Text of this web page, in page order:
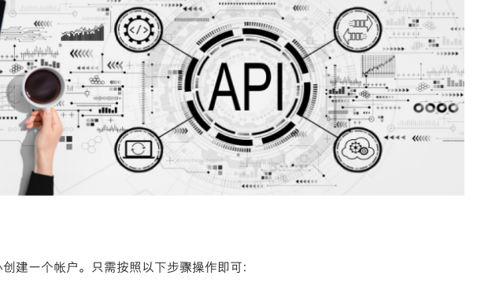
建一个帐户。只需按照以下步骤操作即可：